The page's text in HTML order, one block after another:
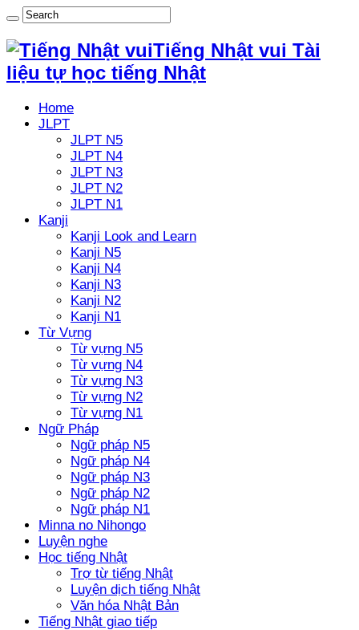
Tiếng Nhật vui Tài
liệu tự học tiếng Nhật
Home
JLPT
JLPT N5
JLPT N4
JLPT N3
JLPT N2
JLPT N1
Kanji
Kanji Look and Learn
Kanji N5
Kanji N4
Kanji N3
Kanji N2
Kanji N1
Từ Vựng
Từ vựng N5
Từ vựng N4
Từ vựng N3
Từ vựng N2
Từ vựng N1
Ngữ Pháp
Ngữ pháp N5
Ngữ pháp N4
Ngữ pháp N3
Ngữ pháp N2
Ngữ pháp N1
Minna no Nihongo
Luyện nghe
Học tiếng Nhật
Trợ từ tiếng Nhật
Luyện dịch tiếng Nhật
Văn hóa Nhật Bản
Tiếng Nhật giao tiếp